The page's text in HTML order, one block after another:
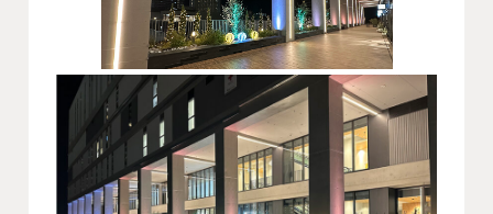
会社案内
ご挨拶
企業理念
会社概要
沿革